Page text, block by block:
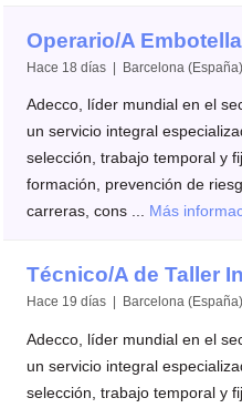
Operario/A
Hace 18 días | Barcelona
Adecco, líder mundial en el
un servicio integral
selección, trabajo temporal y
formación, prevención de
carreras, cons ... Más
Técnico/A de Taller
Hace 19 días | Barcelona
Adecco, líder mundial en el
un servicio integral
selección, trabajo temporal y